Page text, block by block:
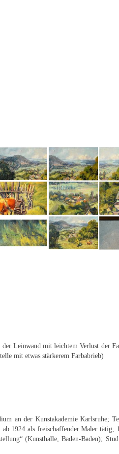
Leinwand mit leichtem Verlust der
mit etwas stärkerem Farbabrieb)
an der Kunstakademie Karlsruhe;
1924 als freischaffender Maler tätig;
(Kunsthalle, Baden-Baden);